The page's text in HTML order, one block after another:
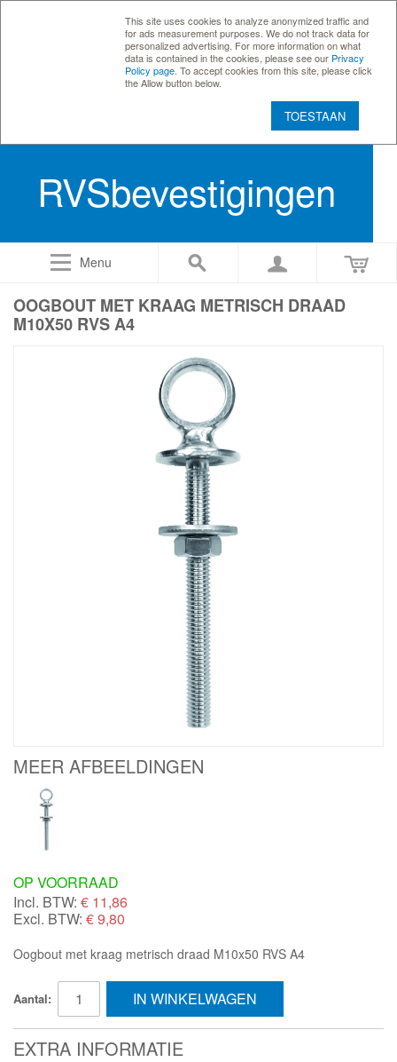
This site uses cookies to analyze anonymized traffic and
for ads measurement purposes. We do not track data for
personalized advertising. For more information on what
data is contained in the cookies, please see our Privacy
Policy page . To accept cookies from this site, please click
the Allow button below.
TOESTAAN
RVSbevestigingen
Menu
OOGBOUT MET KRAAG METRISCH DRAAD
M10X50 RVS A4
MEER AFBEELDINGEN
OP VOORRAAD
Incl. BTW: € 11,86
Excl. BTW: € 9,80
Oogbout met kraag metrisch draad M10x50 RVS A4
Aantal: IN WINKELWAGEN
EXTRA INFORMATIE